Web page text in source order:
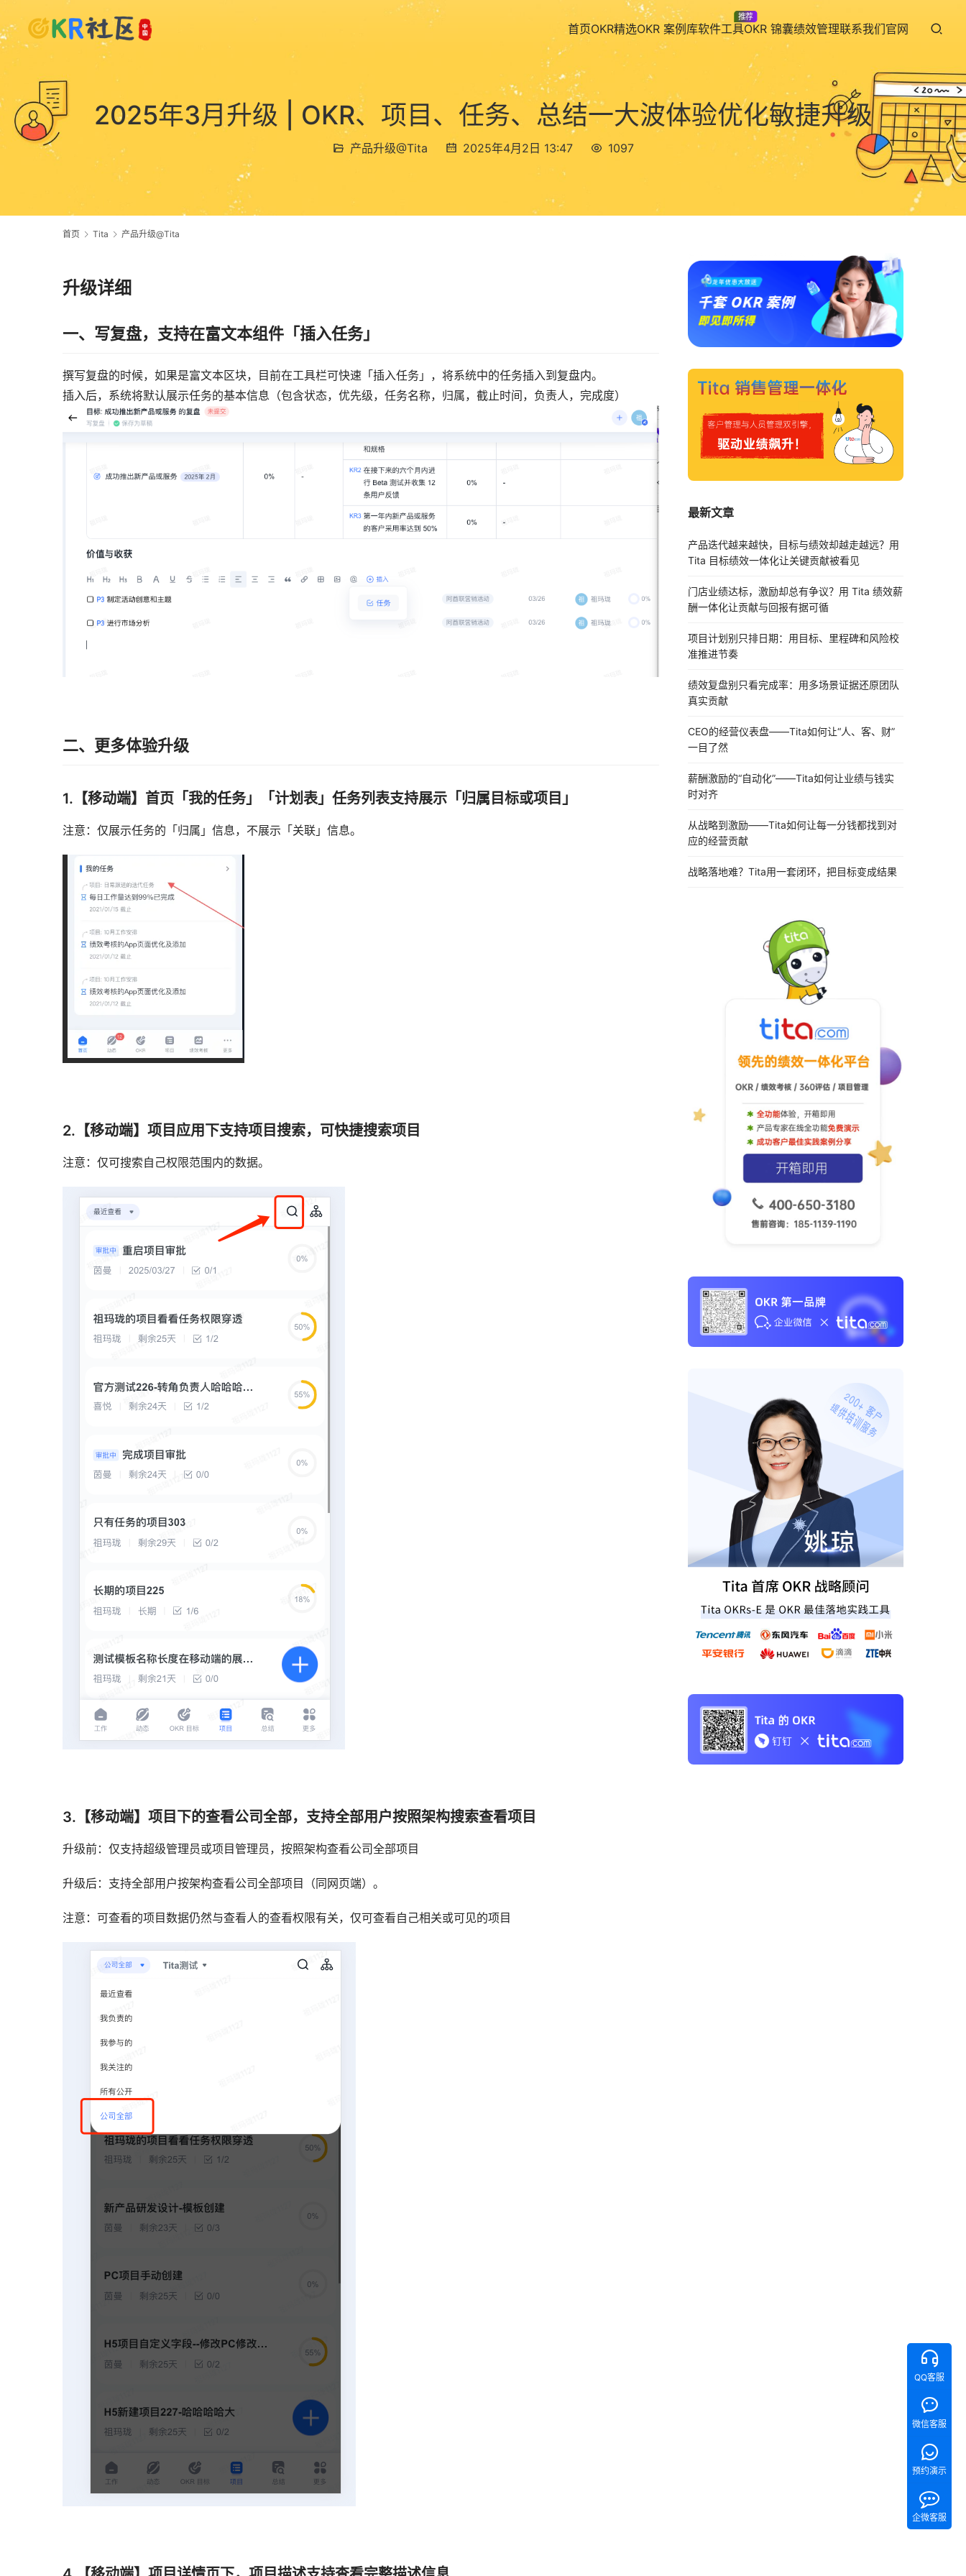
首页OKR精选OKR 案例库软件工具
推荐
OKR 锦囊绩效管理联系我们官网
2025年3月升级 | OKR、项目、任务、总结一大波体验优化敏捷升级
产品升级@Tita 2025年4月2日 13:47 1097
首页 Tita 产品升级@Tita
升级详细
一、写复盘，支持在富文本组件「插入任务」
撰写复盘的时候，如果是富文本区块，目前在工具栏可快速「插入任务」，将系统中的任务插入到复盘内。
插入后，系统将默认展示任务的基本信息（包含状态，优先级，任务名称，归属，截止时间，负责人，完成度）
二、更多体验升级
1.【移动端】首页「我的任务」「计划表」任务列表支持展示「归属目标或项目」
注意：仅展示任务的「归属」信息，不展示「关联」信息。
2.【移动端】项目应用下支持项目搜索，可快捷搜索项目
注意：仅可搜索自己权限范围内的数据。
3.【移动端】项目下的查看公司全部，支持全部用户按照架构搜索查看项目
升级前：仅支持超级管理员或项目管理员，按照架构查看公司全部项目
升级后：支持全部用户按架构查看公司全部项目（同网页端）。
注意：可查看的项目数据仍然与查看人的查看权限有关，仅可查看自己相关或可见的项目
最新文章
产品迭代越来越快，目标与绩效却越走越远？用
Tita 目标绩效一体化让关键贡献被看见
门店业绩达标，激励却总有争议？用 Tita 绩效薪
酬一体化让贡献与回报有据可循
项目计划别只排日期：用目标、里程碑和风险校
准推进节奏
绩效复盘别只看完成率：用多场景证据还原团队
真实贡献
CEO的经营仪表盘——Tita如何让“人、客、财”
一目了然
薪酬激励的“自动化”——Tita如何让业绩与钱实
时对齐
从战略到激励——Tita如何让每一分钱都找到对
应的经营贡献
战略落地难？Tita用一套闭环，把目标变成结果
QQ客服
微信客服
预约演示
企微客服